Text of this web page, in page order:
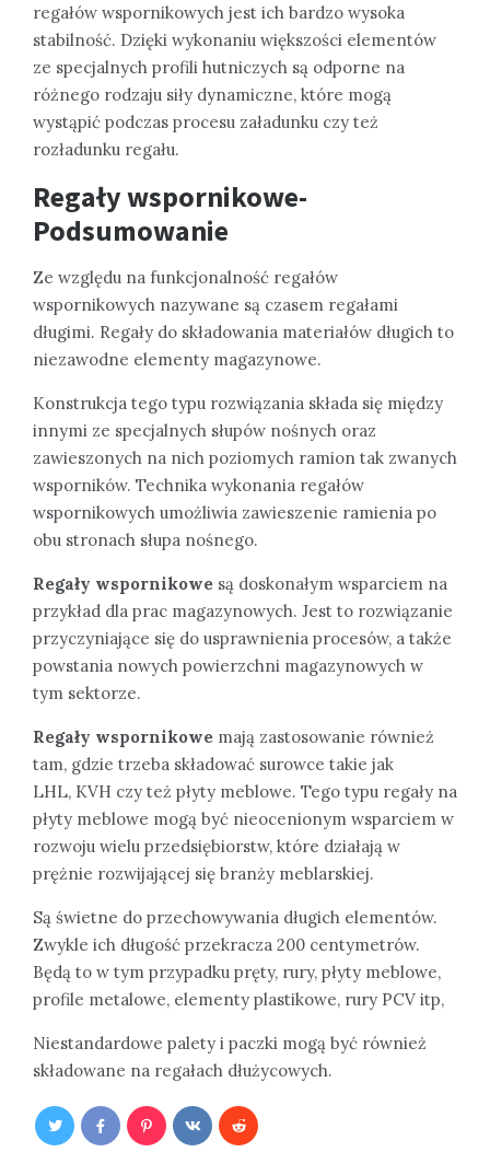
regałów wspornikowych jest ich bardzo wysoka
stabilność. Dzięki wykonaniu większości elementów
ze specjalnych profili hutniczych są odporne na
różnego rodzaju siły dynamiczne, które mogą
wystąpić podczas procesu załadunku czy też
rozładunku regału.
Regały wspornikowe-
Podsumowanie
Ze względu na funkcjonalność regałów
wspornikowych nazywane są czasem regałami
długimi. Regały do składowania materiałów długich to
niezawodne elementy magazynowe.
Konstrukcja tego typu rozwiązania składa się między
innymi ze specjalnych słupów nośnych oraz
zawieszonych na nich poziomych ramion tak zwanych
wsporników. Technika wykonania regałów
wspornikowych umożliwia zawieszenie ramienia po
obu stronach słupa nośnego.
Regały wspornikowe są doskonałym wsparciem na
przykład dla prac magazynowych. Jest to rozwiązanie
przyczyniające się do usprawnienia procesów, a także
powstania nowych powierzchni magazynowych w
tym sektorze.
Regały wspornikowe mają zastosowanie również
tam, gdzie trzeba składować surowce takie jak
LHL, KVH czy też płyty meblowe. Tego typu regały na
płyty meblowe mogą być nieocenionym wsparciem w
rozwoju wielu przedsiębiorstw, które działają w
prężnie rozwijającej się branży meblarskiej.
Są świetne do przechowywania długich elementów.
Zwykle ich długość przekracza 200 centymetrów.
Będą to w tym przypadku pręty, rury, płyty meblowe,
profile metalowe, elementy plastikowe, rury PCV itp,
Niestandardowe palety i paczki mogą być również
składowane na regałach dłużycowych.